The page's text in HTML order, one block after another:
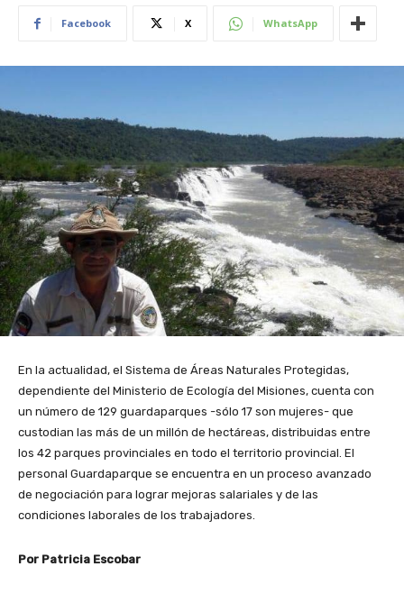
Facebook X WhatsApp
En la actualidad, el Sistema de Áreas Naturales Protegidas,
dependiente del Ministerio de Ecología del Misiones, cuenta con
un número de 129 guardaparques -sólo 17 son mujeres- que
custodian las más de un millón de hectáreas, distribuidas entre
los 42 parques provinciales en todo el territorio provincial. El
personal Guardaparque se encuentra en un proceso avanzado
de negociación para lograr mejoras salariales y de las
condiciones laborales de los trabajadores.
Por Patricia Escobar